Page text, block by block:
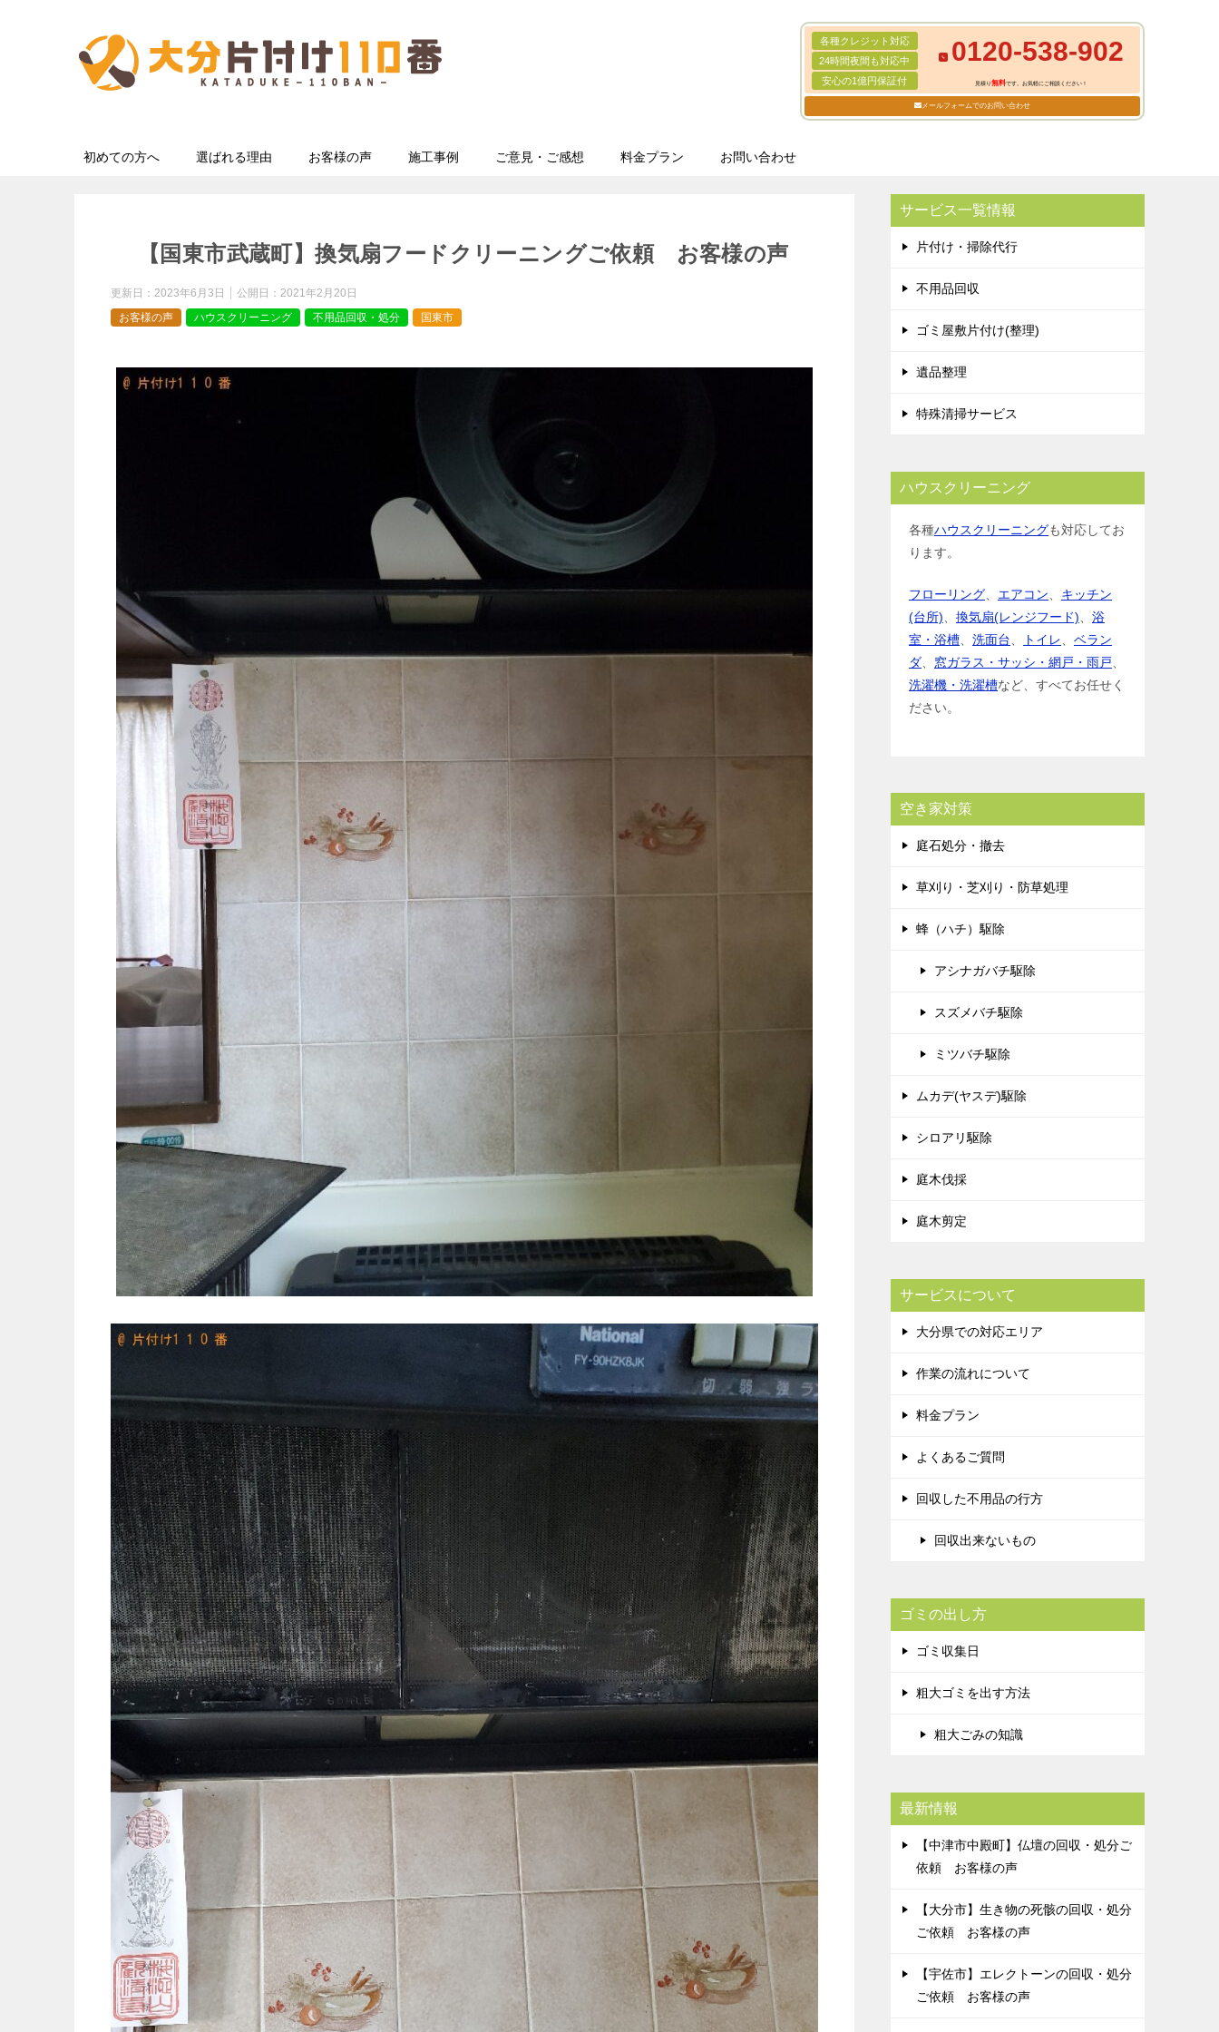
各種クレジット対応
24時間夜間も対応中
安心の1億円保証付
0120-538-902
見積り無料です。お気軽にご相談ください！
メールフォームでのお問い合わせ
初めての方へ 選ばれる理由 お客様の声 施工事例 ご意見・ご感想 料金プラン お問い合わせ
【国東市武蔵町】換気扇フードクリーニングご依頼 お客様の声
更新日： 2023年6月3日 公開日： 2021年2月20日
お客様の声
ハウスクリーニング 不用品回収・処分 国東市
サービス一覧情報
片付け・掃除代行
不用品回収
ゴミ屋敷片付け(整理)
遺品整理
特殊清掃サービス
ハウスクリーニング
各種ハウスクリーニングも対応してお
ります。
フローリング エアコン
キッチン
(台所)
換気扇(レンジフード)
浴
室・浴槽
洗面台 トイレ
ベラン
ダ
窓ガラス・サッシ・網戸・雨戸
洗濯機・洗濯槽など、すべてお任せく
ださい。
空き家対策
庭石処分・撤去
草刈り・芝刈り・防草処理
蜂（ハチ）駆除
アシナガバチ駆除
スズメバチ駆除
ミツバチ駆除
ムカデ(ヤスデ)駆除
シロアリ駆除
庭木伐採
庭木剪定
サービスについて
大分県での対応エリア
作業の流れについて
料金プラン
よくあるご質問
回収した不用品の行方
回収出来ないもの
ゴミの出し方
ゴミ収集日
粗大ゴミを出す方法
粗大ごみの知識
最新情報
【中津市中殿町】仏壇の回収・処分ご
依頼 お客様の声
【大分市】生き物の死骸の回収・処分
ご依頼 お客様の声
【宇佐市】エレクトーンの回収・処分
ご依頼 お客様の声